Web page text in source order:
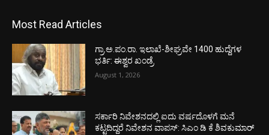
Most Read Articles
ಗ್ರಾ.ಅ.ಪಂ.ರಾ. ಇಲಾಖೆ-ಶೀಘ್ರವೇ 1400 ಹುದ್ದೆಗಳ
ಭರ್ತಿ: ಈಶ್ವರ ಖಂಡ್ರೆ
August 1, 2026
ಸರ್ಕಾರಿ ನಿವೇಶನದಲ್ಲಿ ಐದು ವರ್ಷದೊಳಗೆ ಮನೆ
ಕಟ್ಟದಿದ್ದರೆ ನಿವೇಶನ ವಾಪಸ್: ಸಿಎಂ ಡಿ ಕೆ ಶಿವಕುಮಾರ್